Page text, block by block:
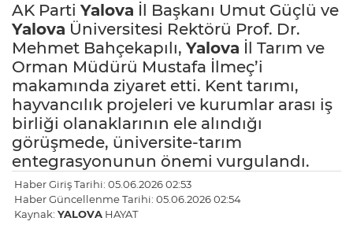
AK Parti Yalova İl Başkanı Umut Güçlü ve
Yalova Üniversitesi Rektörü Prof. Dr.
Mehmet Bahçekapılı, Yalova İl Tarım ve
Orman Müdürü Mustafa İlmeç’i
makamında ziyaret etti. Kent tarımı,
hayvancılık projeleri ve kurumlar arası iş
birliği olanaklarının ele alındığı
görüşmede, üniversite-tarım
entegrasyonunun önemi vurgulandı.
Haber Giriş Tarihi: 05.06.2026 02:53
Haber Güncellenme Tarihi: 05.06.2026 02:54
Kaynak: YALOVA HAYAT